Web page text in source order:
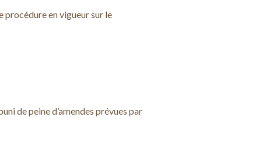
procédure en vigueur sur le
de peine d’amendes prévues par